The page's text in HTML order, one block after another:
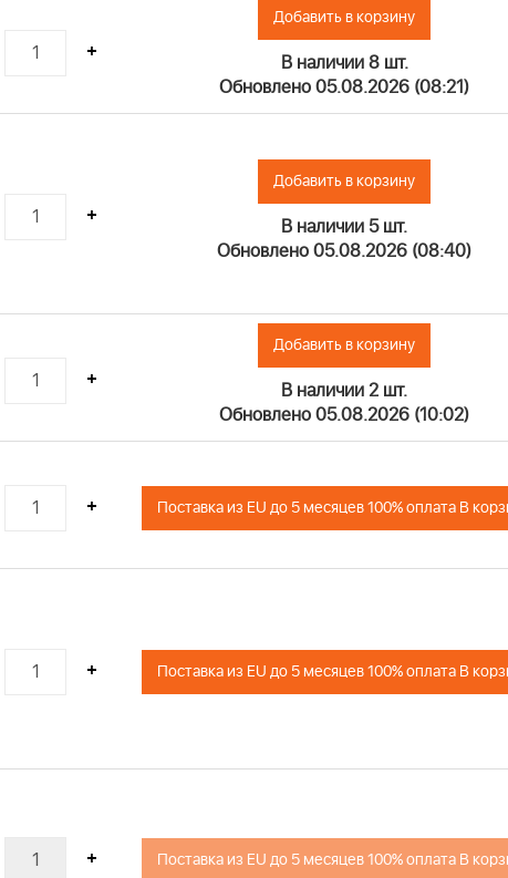
+
Добавить в корзину
В наличии 8 шт.
Обновлено 05.08.2026 (08:21)
+
Добавить в корзину
В наличии 5 шт.
Обновлено 05.08.2026 (08:40)
+
Добавить в корзину
В наличии 2 шт.
Обновлено 05.08.2026 (10:02)
+ Поставка из EU до 5 месяцев 100% оплата В
+ Поставка из EU до 5 месяцев 100% оплата В
+ Поставка из EU до 5 месяцев 100% оплата В